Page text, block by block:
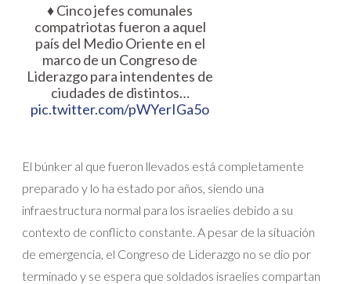
♦️ Cinco jefes comunales
compatriotas fueron a aquel
país del Medio Oriente en el
marco de un Congreso de
Liderazgo para intendentes de
ciudades de distintos…
pic.twitter.com/pWYerIGa5o
El búnker al que fueron llevados está completamente
preparado y lo ha estado por años, siendo una
infraestructura normal para los israelíes debido a su
contexto de conflicto constante. A pesar de la situación
de emergencia, el Congreso de Liderazgo no se dio por
terminado y se espera que soldados israelíes compartan